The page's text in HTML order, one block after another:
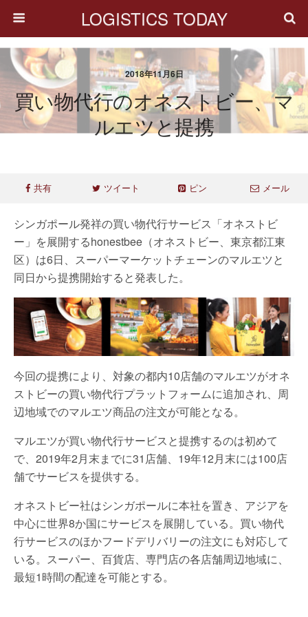
LOGISTICS TODAY
2018年11月6日
買い物代行のオネストビー、マ
ルエツと提携
共有 ツイート ピン メール
シンガポール発祥の買い物代行サービス「オネストビ
ー」を展開するhonestbee（オネストビー、東京都江東
区）は6日、スーパーマーケットチェーンのマルエツと
同日から提携開始すると発表した。
今回の提携により、対象の都内10店舗のマルエツがオネ
ストビーの買い物代行プラットフォームに追加され、周
辺地域でのマルエツ商品の注文が可能となる。
マルエツが買い物代行サービスと提携するのは初めて
で、2019年2月末までに31店舗、19年12月末には100店
舗でサービスを提供する。
オネストビー社はシンガポールに本社を置き、アジアを
中心に世界8か国にサービスを展開している。買い物代
行サービスのほかフードデリバリーの注文にも対応して
いる。スーパー、百貨店、専門店の各店舗周辺地域に、
最短1時間の配達を可能とする。